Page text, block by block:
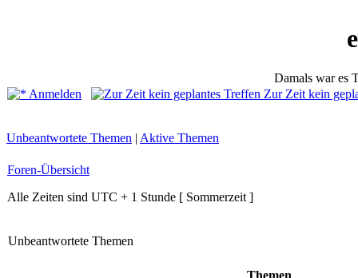
Damals war es
Anmelden
Zur Zeit kein
Unbeantwortete Themen | Aktive Themen
Foren-Übersicht
Alle Zeiten sind UTC + 1 Stunde [ Sommerzeit ]
Unbeantwortete Themen
Themen